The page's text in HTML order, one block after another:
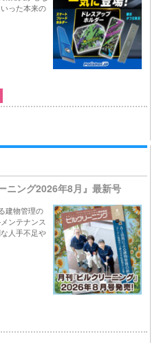
った本来の
ニング2026年8月』最新号
建物管理の
ンテナンス
人手不足や